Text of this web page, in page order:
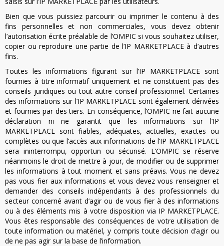
Bien que vous puissiez parcourir ou imprimer le contenu à des
fins personnelles et non commerciales, vous devez obtenir
l’autorisation écrite préalable de l’OMPIC si vous souhaitez utiliser,
copier ou reproduire une partie de l’IP MARKETPLACE à d’autres
fins.
Toutes les informations figurant sur l’IP MARKETPLACE sont
fournies à titre informatif uniquement et ne constituent pas des
conseils juridiques ou tout autre conseil professionnel. Certaines
des informations sur l’IP MARKETPLACE sont également dérivées
et fournies par des tiers. En conséquence, l’OMPIC ne fait aucune
déclaration ni ne garantit que les informations sur l’IP
MARKETPLACE sont fiables, adéquates, actuelles, exactes ou
complètes ou que l’accès aux informations de l’IP MARKETPLACE
sera ininterrompu, opportun ou sécurisé. L’OMPIC se réserve
néanmoins le droit de mettre à jour, de modifier ou de supprimer
les informations à tout moment et sans préavis. Vous ne devez
pas vous fier aux informations et vous devez vous renseigner et
demander des conseils indépendants à des professionnels du
secteur concerné avant d’agir ou de vous fier à des informations
ou à des éléments mis à votre disposition via IP MARKETPLACE.
Vous êtes responsable des conséquences de votre utilisation de
toute information ou matériel, y compris toute décision d’agir ou
de ne pas agir sur la base de l’information.